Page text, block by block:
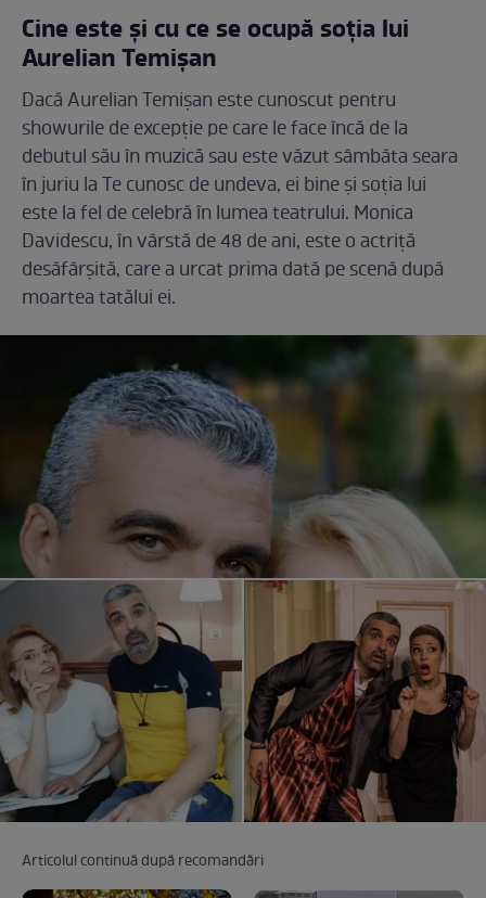
Cine este și cu ce se ocupă soția lui
Aurelian Temișan
Dacă Aurelian Temișan este cunoscut pentru
showurile de excepție pe care le face încă de la
debutul său în muzică sau este văzut sâmbăta seara
în juriu la Te cunosc de undeva, ei bine și soția lui
este la fel de celebră în lumea teatrului. Monica
Davidescu, în vârstă de 48 de ani, este o actriță
desăfârșită, care a urcat prima dată pe scenă după
moartea tatălui ei.
Articolul continuă după recomandări